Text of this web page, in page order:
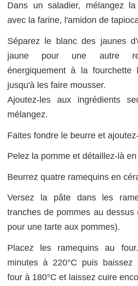
Dans un saladier, mélangez
avec la farine, l'amidon de
Séparez le blanc des jaunes
jaune pour une autre
énergiquement à la fourchette
jusqu'à les faire mousser.
Ajoutez-les aux ingrédients
mélangez.
Faites fondre le beurre et
Pelez la pomme et détaillez-là
Beurrez quatre ramequins en
Versez la pâte dans les
tranches de pommes au dessus
pour une tarte aux pommes).
Placez les ramequins au
minutes à 220°C puis baissez
four à 180°C et laissez cuire